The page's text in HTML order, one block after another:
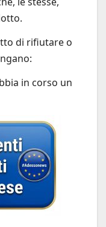
di rifiutare o
in corso un